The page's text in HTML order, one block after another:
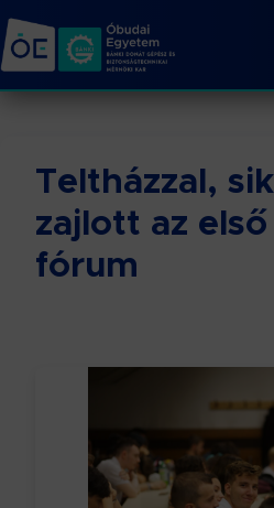
Teltházzal,
zajlott az
fórum